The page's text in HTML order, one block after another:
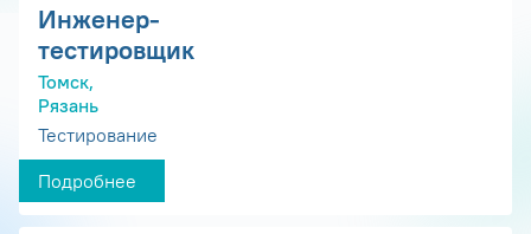
Инженер-
тестировщик
Томск,
Рязань
Тестирование
Подробнее